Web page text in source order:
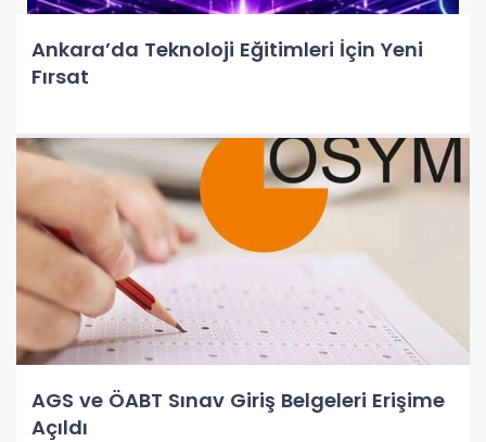
Ankara’da Teknoloji Eğitimleri İçin Yeni
Fırsat
AGS ve ÖABT Sınav Giriş Belgeleri Erişime
Açıldı